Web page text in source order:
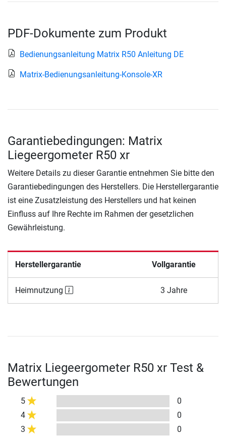
PDF-Dokumente zum Produkt
Bedienungsanleitung Matrix R50 Anleitung DE
Matrix-Bedienungsanleitung-Konsole-XR
Garantiebedingungen: Matrix
Liegeergometer R50 xr
Weitere Details zu dieser Garantie entnehmen Sie bitte den
Garantiebedingungen des Herstellers. Die Herstellergarantie
ist eine Zusatzleistung des Herstellers und hat keinen
Einfluss auf Ihre Rechte im Rahmen der gesetzlichen
Gewährleistung.
Herstellergarantie Vollgarantie
Heimnutzung 3 Jahre
Matrix Liegeergometer R50 xr Test &
Bewertungen
5
0
4
0
3
0